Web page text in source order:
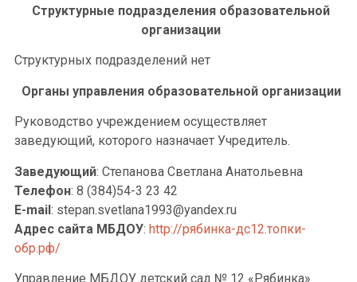
Структурные подразделения образовательной
организации
Структурных подразделений нет
Органы управления образовательной организации
Руководство учреждением осуществляет
заведующий, которого назначает Учредитель.
Заведующий: Степанова Светлана Анатольевна
Телефон: 8 (384)54-3 23 42
E-mail: stepan.svetlana1993@yandex.ru
Адрес сайта МБДОУ: http://рябинка-дс12.топки-
обр.рф/
Управление МБДОУ детский сад № 12 «Рябинка»